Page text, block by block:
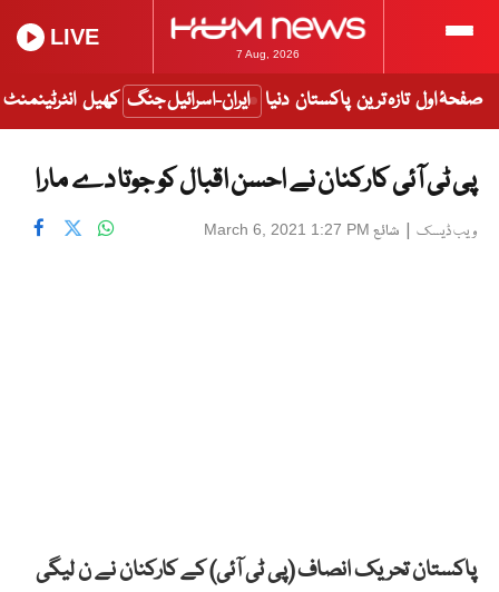
7 Aug, 2026
LIVE
صفحۂ اول تازہ ترین پاکستان دنیا ایران-اسرائیل جنگ کھیل انٹرٹینمنٹ
پی ٹی آئی کارکنان نے احسن اقبال کو جوتا دے مارا
ویب ڈیسک | شائع March 6, 2021 1:27 PM
پاکستان تحریک انصاف (پی ٹی آئی) کے کارکنان نے ن لیگی